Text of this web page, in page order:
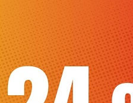
orejetas a
en este
y se
a demandas
mejorar la